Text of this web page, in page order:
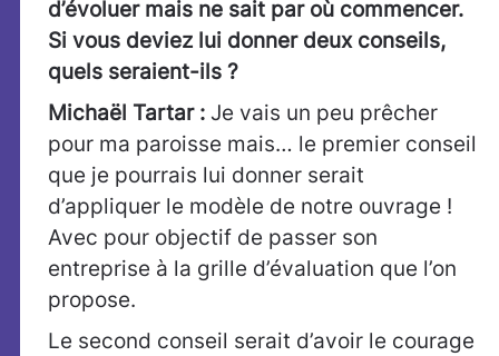
d’évoluer mais ne sait par où commencer.
Si vous deviez lui donner deux conseils,
quels seraient-ils ?
Michaël Tartar : Je vais un peu prêcher
pour ma paroisse mais… le premier conseil
que je pourrais lui donner serait
d’appliquer le modèle de notre ouvrage !
Avec pour objectif de passer son
entreprise à la grille d’évaluation que l’on
propose.
Le second conseil serait d’avoir le courage